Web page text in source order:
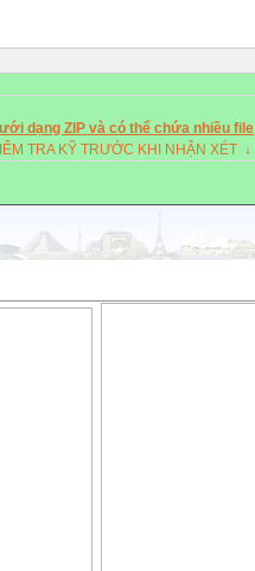
dạng ZIP và có thể chứa nhiều file
TRA KỸ TRƯỚC KHI NHẬN XÉT ↓